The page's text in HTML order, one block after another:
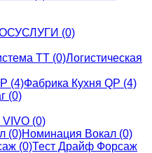
(0)
Логистическая
Фабрика Кухня QP (4)
(0)
(0)
Номинация Вокал (0)
Тест Драйф Форсаж